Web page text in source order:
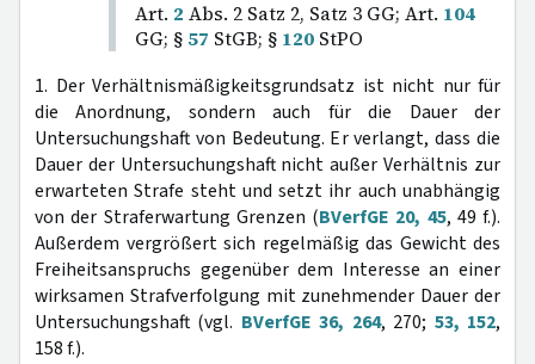
Art. 2 Abs. 2 Satz 2, Satz 3 GG; Art. 104
GG; § 57 StGB; § 120 StPO
1. Der Verhältnismäßigkeitsgrundsatz ist nicht nur für
die Anordnung, sondern auch für die Dauer der
Untersuchungshaft von Bedeutung. Er verlangt, dass die
Dauer der Untersuchungshaft nicht außer Verhältnis zur
erwarteten Strafe steht und setzt ihr auch unabhängig
von der Straferwartung Grenzen (BVerfGE 20, 45, 49 f.).
Außerdem vergrößert sich regelmäßig das Gewicht des
Freiheitsanspruchs gegenüber dem Interesse an einer
wirksamen Strafverfolgung mit zunehmender Dauer der
Untersuchungshaft (vgl. BVerfGE 36, 264, 270; 53, 152,
158 f.).